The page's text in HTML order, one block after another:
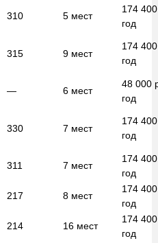
310 5 мест
174
год
315 9 мест
174
год
— 6 мест
48 000
год
330 7 мест
174
год
311 7 мест
174
год
217 8 мест
174
год
214 16 мест
174
год